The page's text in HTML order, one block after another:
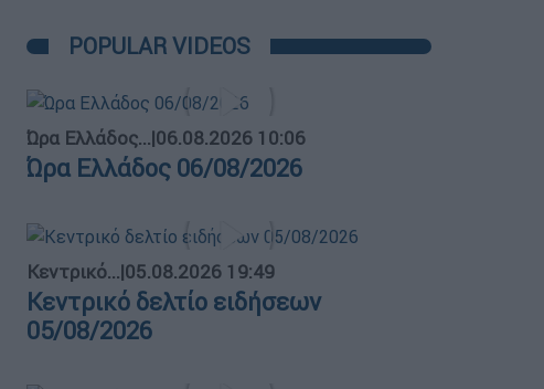
POPULAR VIDEOS
Ώρα Ελλάδος...|06.08.2026 10:06
Ώρα Ελλάδος 06/08/2026
Κεντρικό...|05.08.2026 19:49
Κεντρικό δελτίο ειδήσεων
05/08/2026